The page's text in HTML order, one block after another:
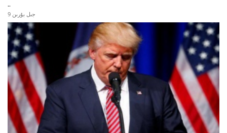
..
9 جىل بۇرىن